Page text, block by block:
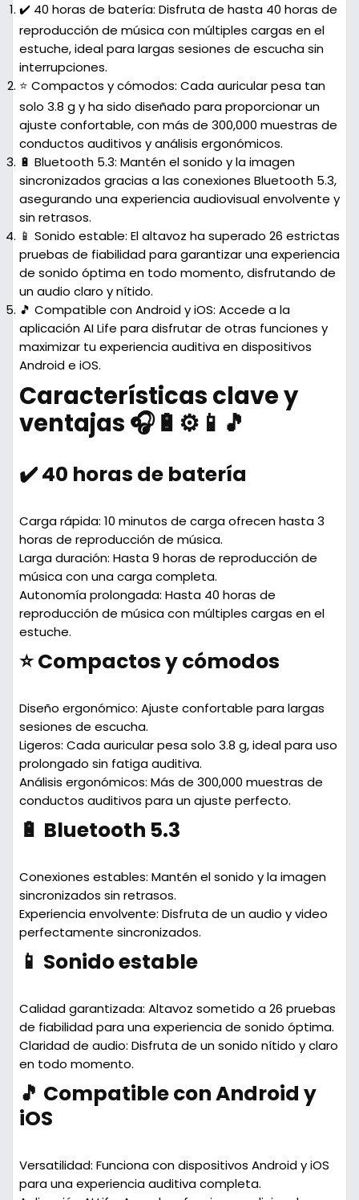
✔️ 40 horas de batería: Disfruta de hasta 40 horas de
reproducción de música con múltiples cargas en el
estuche, ideal para largas sesiones de escucha sin
interrupciones.
⭐ Compactos y cómodos: Cada auricular pesa tan
solo 3.8 g y ha sido diseñado para proporcionar un
ajuste confortable, con más de 300,000 muestras de
conductos auditivos y análisis ergonómicos.
🔋 Bluetooth 5.3: Mantén el sonido y la imagen
sincronizados gracias a las conexiones Bluetooth 5.3,
asegurando una experiencia audiovisual envolvente y
sin retrasos.
📱 Sonido estable: El altavoz ha superado 26 estrictas
pruebas de fiabilidad para garantizar una experiencia
de sonido óptima en todo momento, disfrutando de
un audio claro y nítido.
🎵 Compatible con Android y iOS: Accede a la
aplicación AI Life para disfrutar de otras funciones y
maximizar tu experiencia auditiva en dispositivos
Android e iOS.
Características clave y
ventajas 🎧🔋⚙️📱🎵
✔️ 40 horas de batería
Carga rápida: 10 minutos de carga ofrecen hasta 3
horas de reproducción de música.
Larga duración: Hasta 9 horas de reproducción de
música con una carga completa.
Autonomía prolongada: Hasta 40 horas de
reproducción de música con múltiples cargas en el
estuche.
⭐ Compactos y cómodos
Diseño ergonómico: Ajuste confortable para largas
sesiones de escucha.
Ligeros: Cada auricular pesa solo 3.8 g, ideal para uso
prolongado sin fatiga auditiva.
Análisis ergonómicos: Más de 300,000 muestras de
conductos auditivos para un ajuste perfecto.
🔋 Bluetooth 5.3
Conexiones estables: Mantén el sonido y la imagen
sincronizados sin retrasos.
Experiencia envolvente: Disfruta de un audio y video
perfectamente sincronizados.
📱 Sonido estable
Calidad garantizada: Altavoz sometido a 26 pruebas
de fiabilidad para una experiencia de sonido óptima.
Claridad de audio: Disfruta de un sonido nítido y claro
en todo momento.
🎵 Compatible con Android y
iOS
Versatilidad: Funciona con dispositivos Android y iOS
para una experiencia auditiva completa.